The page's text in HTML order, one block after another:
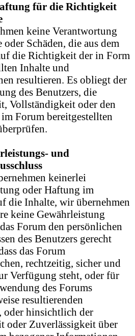
für die Richtigkeit
keine Verantwortung
Schäden, die aus dem
die Richtigkeit der in Form
Inhalte und
resultieren. Es obliegt der
des Benutzers, die
Vollständigkeit oder den
Forum bereitgestellten
und
keinerlei
oder Haftung im
die Inhalte, wir übernehmen
keine Gewährleistung
Forum den persönlichen
des Benutzers gerecht
das Forum
rechtzeitig, sicher und
Verfügung steht, oder für
des Forums
resultierenden
oder hinsichtlich der
oder Zuverlässigkeit über